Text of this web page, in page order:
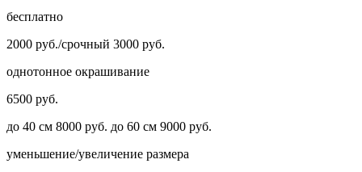
бесплатно
2000 руб./срочный 3000 руб.
однотонное окрашивание
6500 руб.
до 40 см 8000 руб. до 60 см 9000 руб.
уменьшение/увеличение размера